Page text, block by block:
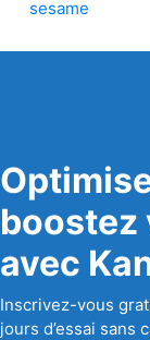
sesame
boostez
avec
Inscrivez-vous
jours d’essai sans